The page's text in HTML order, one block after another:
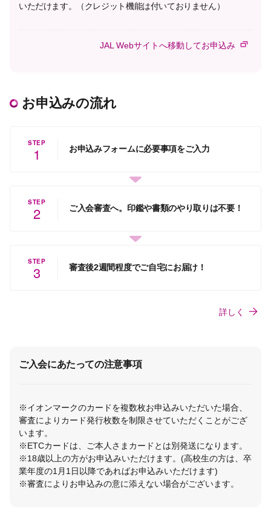
いただけます。（クレジット機能は付いておりません）
JAL Webサイトへ移動してお申込み
お申込みの流れ
STEP
1 お申込みフォームに必要事項をご入力
STEP
2 ご入会審査へ。印鑑や書類のやり取りは不要！
STEP
3 審査後2週間程度でご自宅にお届け！
詳しく
ご入会にあたっての注意事項
※イオンマークのカードを複数枚お申込みいただいた場合、
審査によりカード発行枚数を制限させていただくことがござ
います。
※ETCカードは、ご本人さまカードとは別発送になります。
※18歳以上の方がお申込みいただけます。(高校生の方は、卒
業年度の1月1日以降であればお申込みいただけます)
※審査によりお申込みの意に添えない場合がございます。